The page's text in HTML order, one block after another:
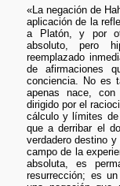
«La negación de
aplicación de la
a Platón, y por
absoluto, pero
reemplazado
de afirmaciones
conciencia. No es
apenas nace, con
dirigido por el
cálculo y límites
que a derribar el
verdadero destino
campo de la
absoluta, es
resurrección; es